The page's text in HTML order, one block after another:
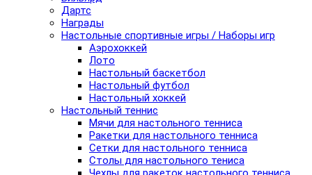
Дартс
Награды
Настольные спортивные игры / Наборы игр
Аэрохоккей
Лото
Настольный баскетбол
Настольный футбол
Настольный хоккей
Настольный теннис
Мячи для настольного тенниса
Ракетки для настольного тенниса
Сетки для настольного тенниса
Столы для настольного тениса